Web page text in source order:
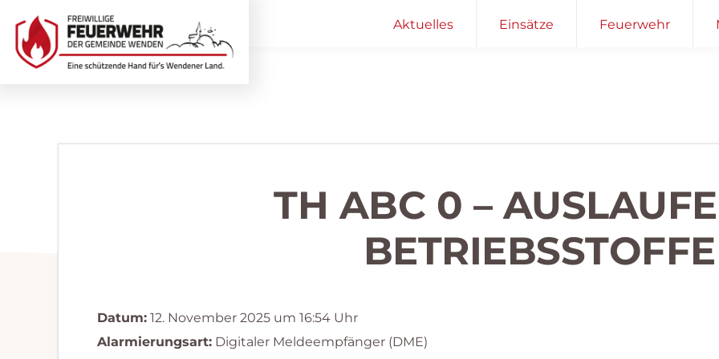
Hauptnavigation
springen
Inhalt
springen
Aktuelles Einsätze Feuerwehr
TH ABC 0 –
BETRIEBSSTOFFE
Datum: 12. November 2025 um 16:54 Uhr
Alarmierungsart: Digitaler Meldeempfänger (DME)